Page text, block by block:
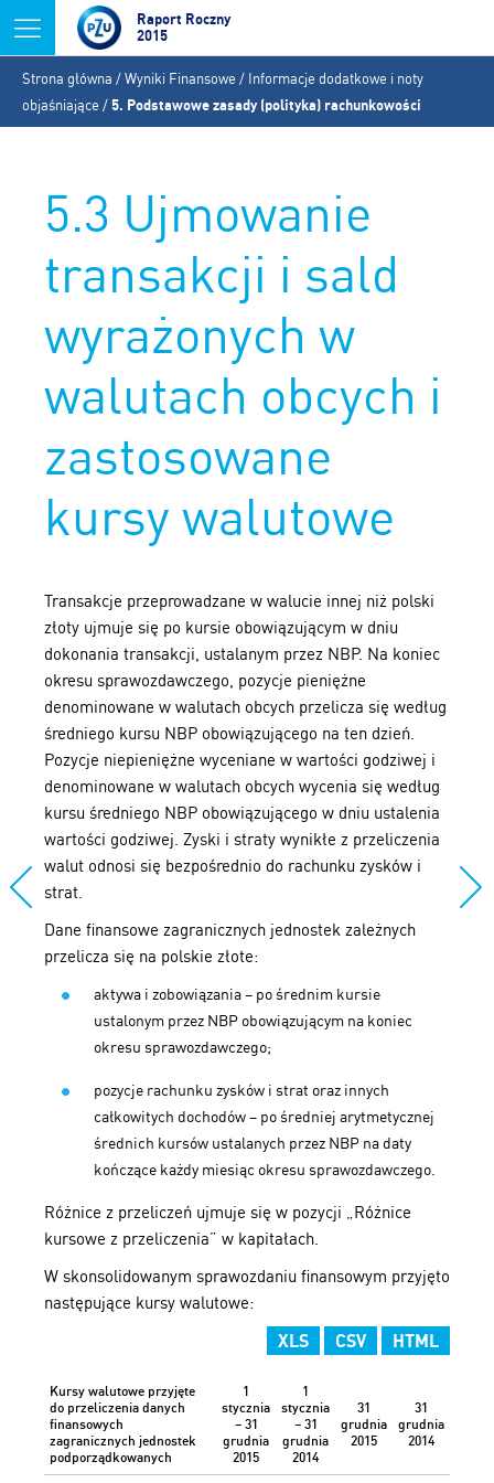
Jump to navigation
Raport Roczny
2015
Jesteś
tutaj
Strona główna /Wyniki Finansowe / Informacje dodatkowe i noty
objaśniające /5. Podstawowe zasady (polityka) rachunkowości
5.3 Ujmowanie
transakcji i sald
wyrażonych w
walutach obcych i
zastosowane
kursy walutowe
Transakcje przeprowadzane w walucie innej niż polski
złoty ujmuje się po kursie obowiązującym w dniu
dokonania transakcji, ustalanym przez NBP. Na koniec
okresu sprawozdawczego, pozycje pieniężne
denominowane w walutach obcych przelicza się według
średniego kursu NBP obowiązującego na ten dzień.
Pozycje niepieniężne wyceniane w wartości godziwej i
denominowane w walutach obcych wycenia się według
kursu średniego NBP obowiązującego w dniu ustalenia
wartości godziwej. Zyski i straty wynikłe z przeliczenia
walut odnosi się bezpośrednio do rachunku zysków i
strat.
Dane finansowe zagranicznych jednostek zależnych
przelicza się na polskie złote:
aktywa i zobowiązania – po średnim kursie
ustalonym przez NBP obowiązującym na koniec
okresu sprawozdawczego;
pozycje rachunku zysków i strat oraz innych
całkowitych dochodów – po średniej arytmetycznej
średnich kursów ustalanych przez NBP na daty
kończące każdy miesiąc okresu sprawozdawczego.
Różnice z przeliczeń ujmuje się w pozycji „Różnice
kursowe z przeliczenia” w kapitałach.
W skonsolidowanym sprawozdaniu finansowym przyjęto
następujące kursy walutowe:
XLS CSV HTML
Kursy walutowe przyjęte
do przeliczenia danych
finansowych
zagranicznych jednostek
podporządkowanych
1
stycznia
– 31
grudnia
2015
1
stycznia
– 31
grudnia
2014
31
grudnia
2015
31
grudnia
2014